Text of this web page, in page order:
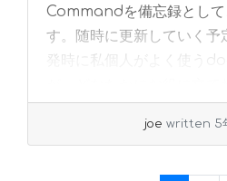
Commandを備忘録として
す。随時に更新していく予
発時に私個人がよく使う
joe written 5